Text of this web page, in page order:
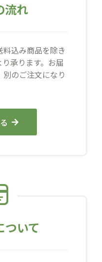
流れ
料込み商品を除き
承ります。お届
のご注文になり
ついて